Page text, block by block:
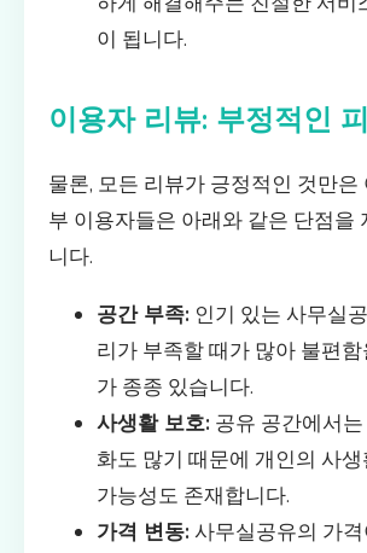
이 됩니다.
이용자 리뷰: 부정적인
물론, 모든 리뷰가 긍정적인 것만은
부 이용자들은 아래와 같은 단점을
니다.
공간 부족: 인기 있는 사무실
리가 부족할 때가 많아 불편
가 종종 있습니다.
사생활 보호: 공유 공간에서
화도 많기 때문에 개인의 사
가능성도 존재합니다.
가격 변동: 사무실공유의 가